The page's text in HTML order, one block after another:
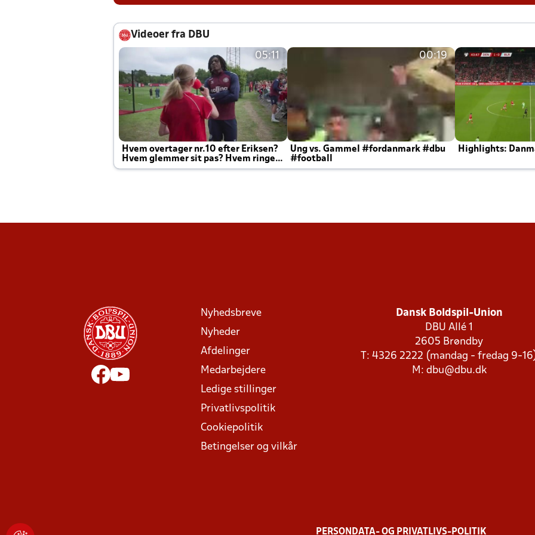
Videoer fra DBU
05:11
Hvem overtager nr.10 efter Eriksen?
Hvem glemmer sit pas? Hvem ringer
Joachim altid til efter kampe?
00:19
Ung vs. Gammel #fordanmark #dbu
#football
Highlights:
Nyhedsbreve
Nyheder
Afdelinger
Medarbejdere
Ledige stillinger
Privatlivspolitik
Cookiepolitik
Betingelser og vilkår
Dansk Boldspil-Union
DBU Allé 1
2605 Brøndby
T: 4326 2222 (mandag - fredag 9-
M: dbu@dbu.dk
PERSONDATA- OG PRIVATLIVS-POLITIK